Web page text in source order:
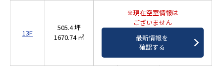
13F
505.4 坪
1670.74 ㎡
※現在空室情報は
ございません
最新情報を
確認する